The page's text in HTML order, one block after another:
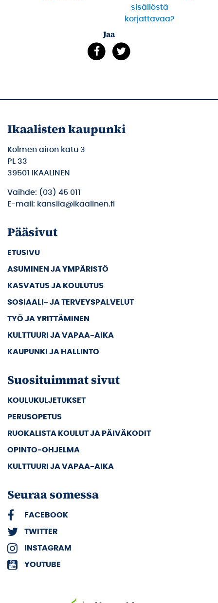
sisällöstä
korjattavaa?
Jaa
Ikaalisten kaupunki
Kolmen airon katu 3
PL 33
39501 IKAALINEN
Vaihde: (03) 45 011
E-mail: kanslia@ikaalinen.fi
Pääsivut
ETUSIVU
ASUMINEN JA YMPÄRISTÖ
KASVATUS JA KOULUTUS
SOSIAALI- JA TERVEYSPALVELUT
TYÖ JA YRITTÄMINEN
KULTTUURI JA VAPAA-AIKA
KAUPUNKI JA HALLINTO
Suosituimmat sivut
KOULUKULJETUKSET
PERUSOPETUS
RUOKALISTA KOULUT JA PÄIVÄKODIT
OPINTO-OHJELMA
KULTTUURI JA VAPAA-AIKA
Seuraa somessa
FACEBOOK
TWITTER
INSTAGRAM
YOUTUBE